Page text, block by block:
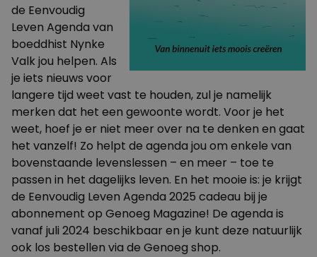
de Eenvoudig
Leven Agenda van
boeddhist Nynke
Valk jou helpen. Als
je iets nieuws voor
langere tijd weet vast te houden, zul je namelijk
merken dat het een gewoonte wordt. Voor je het
weet, hoef je er niet meer over na te denken en gaat
het vanzelf! Zo helpt de agenda jou om enkele van
bovenstaande levenslessen – en meer – toe te
passen in het dagelijks leven. En het mooie is: je krijgt
de Eenvoudig Leven Agenda 2025 cadeau bij je
abonnement op Genoeg Magazine! De agenda is
vanaf juli 2024 beschikbaar en je kunt deze natuurlijk
ook los bestellen via de Genoeg shop.